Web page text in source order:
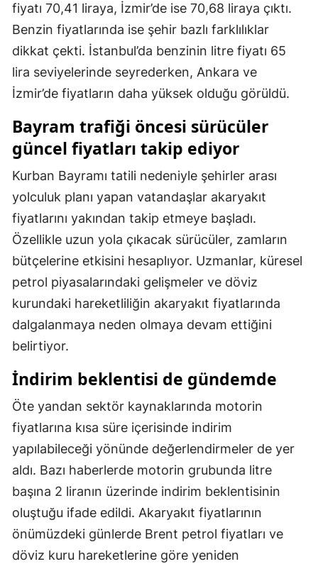
Kütahya
Malatya
Manisa
Muş
Nevşehir
Niğde
Ordu
Rize
Samsun
Siirt
Sinop
Sivas
Tekirdağ
Tokat
Trabzon
fiyatı 70,41 liraya, İzmir’de ise 70,68 liraya çıktı.
Benzin fiyatlarında ise şehir bazlı farklılıklar
dikkat çekti. İstanbul’da benzinin litre fiyatı 65
lira seviyelerinde seyrederken, Ankara ve
İzmir’de fiyatların daha yüksek olduğu görüldü.
Bayram trafiği öncesi sürücüler
güncel fiyatları takip ediyor
Kurban Bayramı tatili nedeniyle şehirler arası
yolculuk planı yapan vatandaşlar akaryakıt
fiyatlarını yakından takip etmeye başladı.
Özellikle uzun yola çıkacak sürücüler, zamların
bütçelerine etkisini hesaplıyor. Uzmanlar, küresel
petrol piyasalarındaki gelişmeler ve döviz
kurundaki hareketliliğin akaryakıt fiyatlarında
dalgalanmaya neden olmaya devam ettiğini
belirtiyor.
İndirim beklentisi de gündemde
Öte yandan sektör kaynaklarında motorin
fiyatlarına kısa süre içerisinde indirim
yapılabileceği yönünde değerlendirmeler de yer
aldı. Bazı haberlerde motorin grubunda litre
başına 2 liranın üzerinde indirim beklentisinin
oluştuğu ifade edildi. Akaryakıt fiyatlarının
önümüzdeki günlerde Brent petrol fiyatları ve
döviz kuru hareketlerine göre yeniden